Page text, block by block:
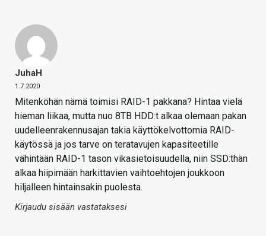
JuhaH
1.7.2020
Mitenköhän nämä toimisi RAID-1 pakkana? Hintaa vielä
hieman liikaa, mutta nuo 8TB HDD:t alkaa olemaan pakan
uudelleenrakennusajan takia käyttökelvottomia RAID-
käytössä ja jos tarve on teratavujen kapasiteetille
vähintään RAID-1 tason vikasietoisuudella, niin SSD:thän
alkaa hiipimään harkittavien vaihtoehtojen joukkoon
hiljalleen hintainsakin puolesta.
Kirjaudu sisään vastataksesi